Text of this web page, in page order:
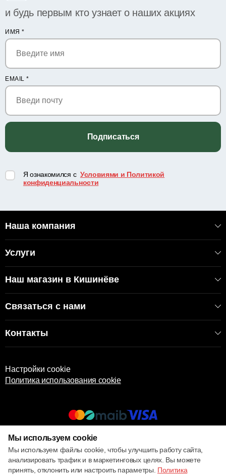
и будь первым кто узнает о наших акциях
ИМЯ *
EMAIL *
Подписаться
Я ознакомился с Условиями и Политикой
конфиденциальности
Наша компания
Услуги
Наш магазин в Кишинёве
Связаться с нами
Контакты
Настройки cookie
Политика использования cookie
© 2013 – 2026 ECOM
Мы используем cookie
Мы используем файлы cookie, чтобы улучшить работу сайта,
анализировать трафик и в маркетинговых целях. Вы можете
принять, отклонить или настроить параметры. Политика